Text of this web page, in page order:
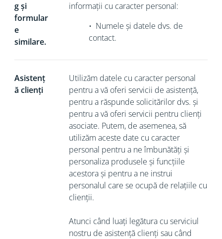
g și
formular
e
similare.
informații cu caracter personal:
• Numele și datele dvs. de
contact.
Asistenț
ă clienți
Utilizăm datele cu caracter personal
pentru a vă oferi servicii de asistență,
pentru a răspunde solicitărilor dvs. și
pentru a vă oferi servicii pentru clienți
asociate. Putem, de asemenea, să
utilizăm aceste date cu caracter
personal pentru a ne îmbunătăți și
personaliza produsele și funcțiile
acestora și pentru a ne instrui
personalul care se ocupă de relațiile cu
clienții.
Atunci când luați legătura cu serviciul
nostru de asistență clienți sau când